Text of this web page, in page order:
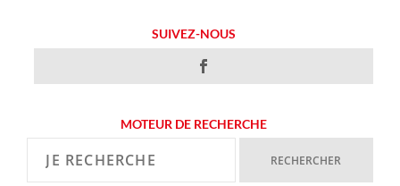
SUIVEZ-NOUS
MOTEUR DE RECHERCHE